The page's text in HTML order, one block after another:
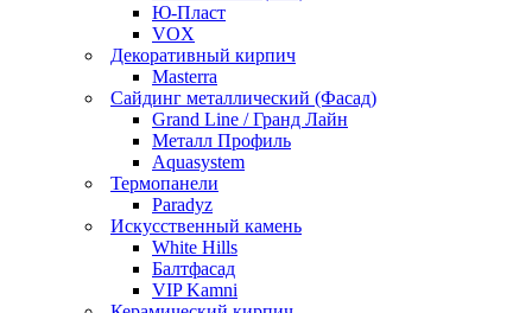
Ю-Пласт
VOX
Декоративный кирпич
Masterra
Сайдинг металлический (Фасад)
Grand Line / Гранд Лайн
Металл Профиль
Aquasystem
Термопанели
Paradyz
Искусственный камень
White Hills
Балтфасад
VIP Kamni